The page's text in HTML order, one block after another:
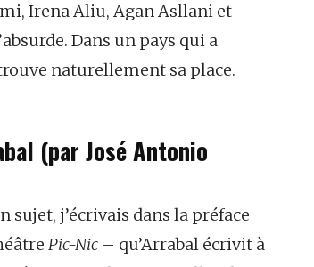
Irena Aliu, Agan Asllani et
Dans un pays qui a
naturellement sa place.
(par José Antonio
j’écrivais dans la préface
Pic-Nic – qu’Arrabal écrivit à